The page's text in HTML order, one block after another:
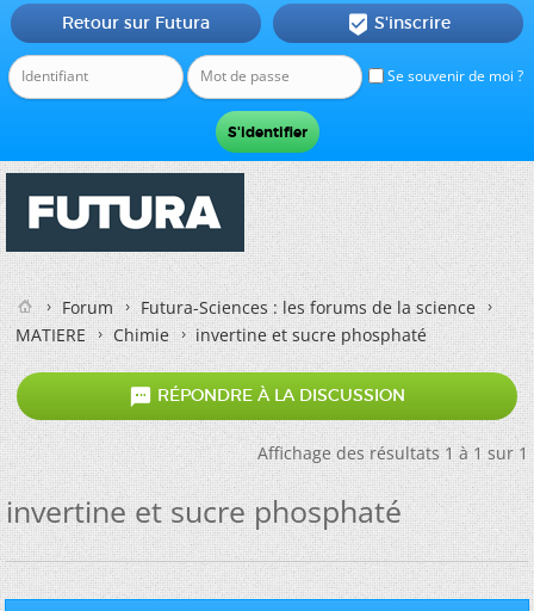
Se souvenir de moi ?
Retour sur Futura  S'inscrire
Forum
Futura-Sciences : les forums de la science
MATIERE
Chimie invertine et sucre phosphaté
 RÉPONDRE À LA DISCUSSION
Affichage des résultats 1 à 1 sur 1
invertine et sucre phosphaté